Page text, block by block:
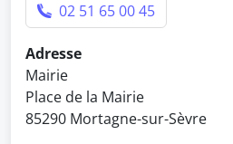
02 51 65 00 45
Adresse
Mairie
Place de la Mairie
85290 Mortagne-sur-Sèvre